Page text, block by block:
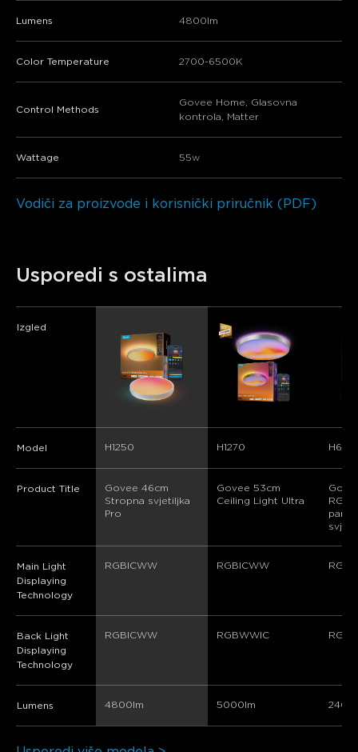
Lumens 4800lm
Color Temperature 2700-6500K
Control Methods
Govee Home, Glasovna
kontrola, Matter
Wattage 55w
Vodiči za proizvode i korisnički priručnik (PDF)
Usporedi s ostalima
Izgled
Model H1250 H1270
Product Title
Govee 46cm
Stropna svjetiljka
Pro
Govee 53cm
Ceiling Light Ultra
Main Light
Displaying
Technology
RGBICWW RGBICWW
Back Light
Displaying
Technology
RGBICWW RGBWWIC
Lumens 4800lm 5000lm